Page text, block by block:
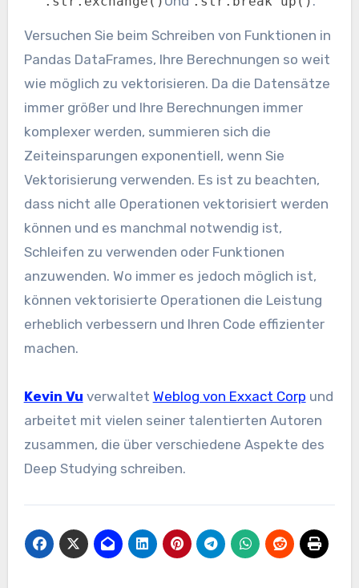
Versuchen Sie beim Schreiben von Funktionen in
Pandas DataFrames, Ihre Berechnungen so weit
wie möglich zu vektorisieren. Da die Datensätze
immer größer und Ihre Berechnungen immer
komplexer werden, summieren sich die
Zeiteinsparungen exponentiell, wenn Sie
Vektorisierung verwenden. Es ist zu beachten,
dass nicht alle Operationen vektorisiert werden
können und es manchmal notwendig ist,
Schleifen zu verwenden oder Funktionen
anzuwenden. Wo immer es jedoch möglich ist,
können vektorisierte Operationen die Leistung
erheblich verbessern und Ihren Code effizienter
machen.
Kevin Vu verwaltet Weblog von Exxact Corp und
arbeitet mit vielen seiner talentierten Autoren
zusammen, die über verschiedene Aspekte des
Deep Studying schreiben.